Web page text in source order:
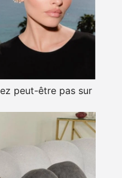
peut-être pas sur